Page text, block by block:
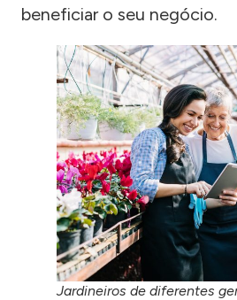
beneficiar o seu negócio.
Jardineiros de diferentes